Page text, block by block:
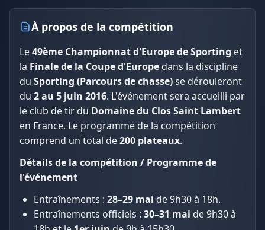
À propos de la compétition
Le49ème Championnat d'Europe de Sporting et
la Finale de la Coupe d'Europe dans la discipline
du Sporting (Parcours de chasse)se dérouleront
du 2 au 5 juin 2016. L'événement sera accueilli par
le club de tir du Domaine du Clos Saint Lambert
en France. Le programme de la compétition
comprend un total de200 plateaux.
Détails de la compétition / Programme de
l'événement
Entraînements : 28–29 mai de 9h30 à 18h.
Entraînements officiels : 30–31 mai de 9h30 à